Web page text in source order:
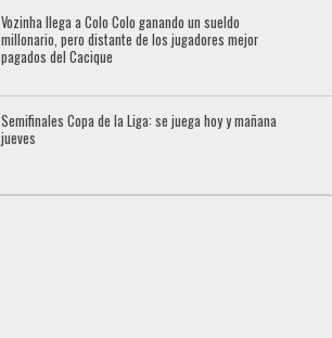
Vozinha llega a Colo Colo ganando un sueldo
millonario, pero distante de los jugadores mejor
pagados del Cacique
Semifinales Copa de la Liga: se juega hoy y mañana
jueves